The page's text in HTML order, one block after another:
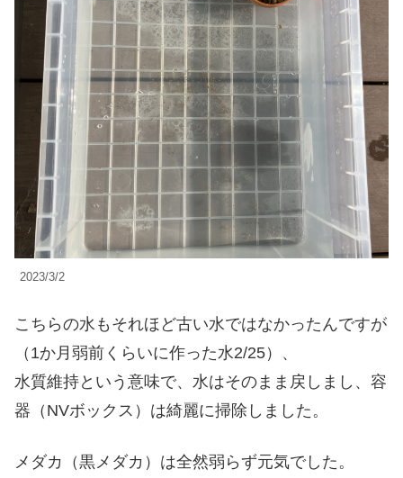
2023/3/2
こちらの水もそれほど古い水ではなかったんですが
（1か月弱前くらいに作った水2/25）、
水質維持という意味で、水はそのまま戻しまし、容
器（NVボックス）は綺麗に掃除しました。
メダカ（黒メダカ）は全然弱らず元気でした。